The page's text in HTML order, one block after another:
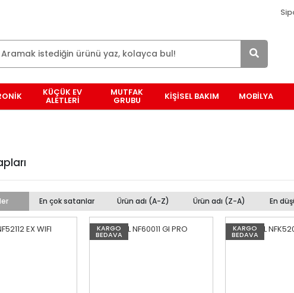
KÜÇÜK EV
ALETLERİ
MUTFAK
GRUBU KİŞİSEL BAKIM MOBİLYA
En çok satanlar Ürün adı (A-Z) Ürün adı (Z-A) En
KARGO
BEDAVA
KARGO
BEDAVA